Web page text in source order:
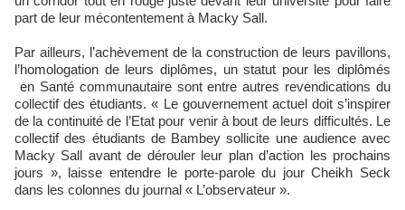
part de leur mécontentement à Macky Sall.
Par ailleurs, l’achèvement de la construction de leurs pavillons,
l’homologation de leurs diplômes, un statut pour les diplômés
en Santé communautaire sont entre autres revendications du
collectif des étudiants. « Le gouvernement actuel doit s’inspirer
de la continuité de l’Etat pour venir à bout de leurs difficultés. Le
collectif des étudiants de Bambey sollicite une audience avec
Macky Sall avant de dérouler leur plan d’action les prochains
jours », laisse entendre le porte-parole du jour Cheikh Seck
dans les colonnes du journal « L’observateur ».